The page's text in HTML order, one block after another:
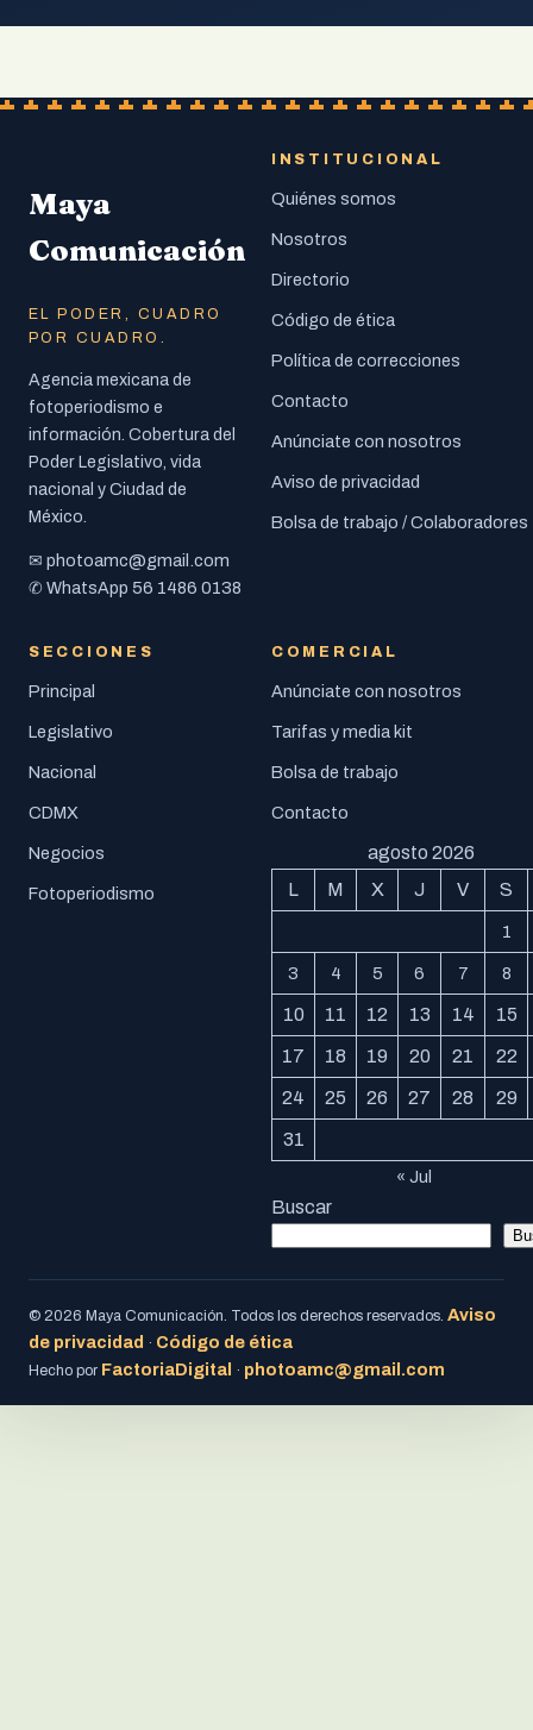
Maya
Comunicación
EL PODER, CUADRO
POR CUADRO.
Agencia mexicana de
fotoperiodismo e
información. Cobertura del
Poder Legislativo, vida
nacional y Ciudad de
México.
✉ photoamc@gmail.com
✆ WhatsApp 56 1486 0138
INSTITUCIONAL
Quiénes somos
Nosotros
Directorio
Código de ética
Política de correcciones
Contacto
Anúnciate con nosotros
Aviso de privacidad
Bolsa de trabajo / Colaboradores
SECCIONES
Principal
Legislativo
Nacional
CDMX
Negocios
Fotoperiodismo
COMERCIAL
Anúnciate con nosotros
Tarifas y media kit
Bolsa de trabajo
Contacto
agosto 2026
L
M X J V S
1
3 4 5 6 7 8
10 11 12 13 14 15
17 18 19 20 21 22
24 25 26 27 28 29
31
« Jul
Buscar
© 2026 Maya Comunicación. Todos los derechos reservados. Aviso
de privacidad · Código de ética
Hecho por FactoriaDigital · photoamc@gmail.com